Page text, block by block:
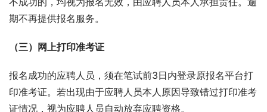
期不再提供报名服务。
（三）网上打印准考证
报名成功的应聘人员，须在笔试前3日内登录原报名平台打
印准考证。若出现由于应聘人员本人原因导致错过打印准考
证情况，视为应聘人员自动放弃应聘资格。